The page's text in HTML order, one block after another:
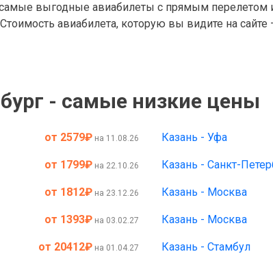
выгодные авиабилеты с прямым перелетом
авиабилета, которую вы видите на
- самые низкие цены
от 2579₽ на 11.08.26 Казань - Уфа
от 1799₽ на 22.10.26 Казань - Санкт-
от 1812₽ на 23.12.26 Казань - Москва
от 1393₽ на 03.02.27 Казань - Москва
от 20412₽ на 01.04.27 Казань - Стамбул